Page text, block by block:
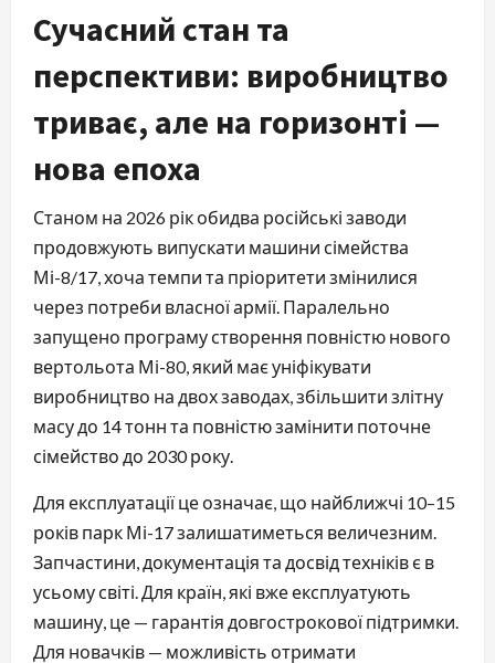
Сучасний стан та
перспективи: виробництво
триває, але на горизонті —
нова епоха
Станом на 2026 рік обидва російські заводи
продовжують випускати машини сімейства
Мі-8/17, хоча темпи та пріоритети змінилися
через потреби власної армії. Паралельно
запущено програму створення повністю нового
вертольота Мі-80, який має уніфікувати
виробництво на двох заводах, збільшити злітну
масу до 14 тонн та повністю замінити поточне
сімейство до 2030 року.
Для експлуатації це означає, що найближчі 10–15
років парк Мі-17 залишатиметься величезним.
Запчастини, документація та досвід техніків є в
усьому світі. Для країн, які вже експлуатують
машину, це — гарантія довгострокової підтримки.
Для новачків — можливість отримати